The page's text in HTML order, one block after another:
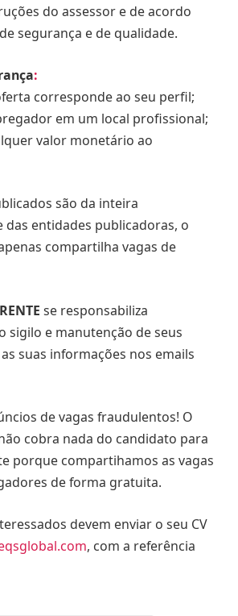
do assessor e de acordo
segurança e de qualidade.
:
corresponde ao seu perfil;
em um local profissional;
valor monetário ao
são da inteira
das entidades publicadoras, o
compartilha vagas de
se responsabiliza
sigilo e manutenção de seus
suas informações nos emails
de vagas fraudulentos! O
cobra nada do candidato para
porque compartihamos as vagas
de forma gratuita.
devem enviar o seu CV
, com a referência